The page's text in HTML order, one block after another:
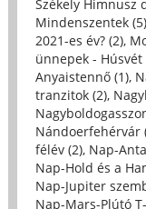
Székely Himnusz
Mindenszentek (5)
2021-es év? (2),
ünnepek - Húsvét
Anyaistennő (1),
tranzitok (2),
Nándoerfehérvár
félév (2), Nap-
Nap-Hold és a
Nap-Jupiter
Nap-Mars-Plútó